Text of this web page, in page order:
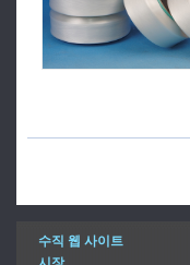
수직 웹 사이트